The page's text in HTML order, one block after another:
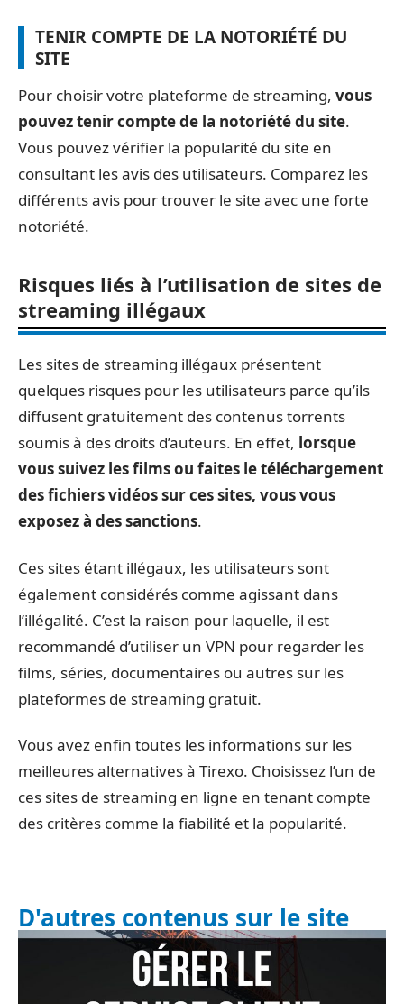
TENIR COMPTE DE LA NOTORIÉTÉ DU
SITE
Pour choisir votre plateforme de streaming, vous
pouvez tenir compte de la notoriété du site.
Vous pouvez vérifier la popularité du site en
consultant les avis des utilisateurs. Comparez les
différents avis pour trouver le site avec une forte
notoriété.
Risques liés à l’utilisation de sites de
streaming illégaux
Les sites de streaming illégaux présentent
quelques risques pour les utilisateurs parce qu’ils
diffusent gratuitement des contenus torrents
soumis à des droits d’auteurs. En effet, lorsque
vous suivez les films ou faites le téléchargement
des fichiers vidéos sur ces sites, vous vous
exposez à des sanctions.
Ces sites étant illégaux, les utilisateurs sont
également considérés comme agissant dans
l’illégalité. C’est la raison pour laquelle, il est
recommandé d’utiliser un VPN pour regarder les
films, séries, documentaires ou autres sur les
plateformes de streaming gratuit.
Vous avez enfin toutes les informations sur les
meilleures alternatives à Tirexo. Choisissez l’un de
ces sites de streaming en ligne en tenant compte
des critères comme la fiabilité et la popularité.
D'autres contenus sur le site